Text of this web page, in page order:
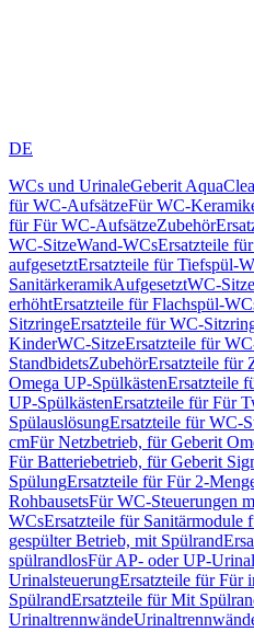
DE
WCs und UrinaleGeberit
für WC-AufsätzeFür WC-
für Für WC-AufsätzeZubehör
WC-SitzeWand-WCsErsatzteile
aufgesetztErsatzteile für Tiefspül-
SanitärkeramikAufgesetztWC-Sitze
erhöhtErsatzteile für Flachspül-
SitzringeErsatzteile für WC-
KinderWC-SitzeErsatzteile für
StandbidetsZubehörErsatzteile für
Omega UP-SpülkästenErsatzteile
UP-SpülkästenErsatzteile für Für
SpülauslösungErsatzteile für WC-
cmFür Netzbetrieb, für Geberit
Für Batteriebetrieb, für Geberit
SpülungErsatzteile für Für 2-
RohbausetsFür WC-Steuerungen
WCsErsatzteile für Sanitärmodule
gespülter Betrieb, mit Spülrand
spülrandlosFür AP- oder UP-
UrinalsteuerungErsatzteile für Für
SpülrandErsatzteile für Mit
Urinaltrennwände